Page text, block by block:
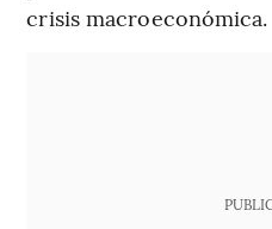
crisis macroeconómica.